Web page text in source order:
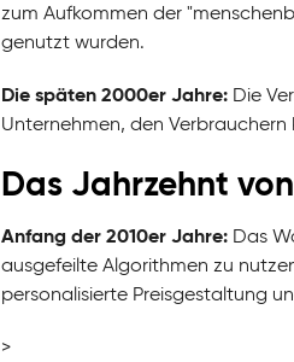
zum Aufkommen der
genutzt wurden.
Die späten 2000er Jahre: Die
Unternehmen, den
Das Jahrzehnt
Anfang der 2010er Jahre:Das
ausgefeilte Algorithmen zu
personalisierte Preisgestaltung
>